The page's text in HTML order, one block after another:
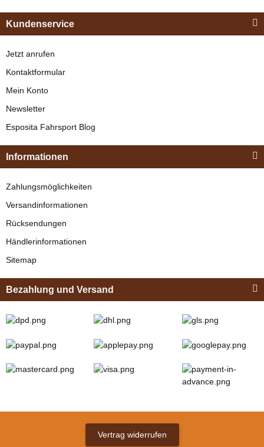
"Shettyglück"
Braun
329,00 €*
Zilco
Zilco Sicherheits-
(Sicherungsadapter)
Kundenservice
Jetzt anrufen
Kontaktformular
Mein Konto
Newsletter
Esposita Fahrsport Blog
Informationen
Zahlungsmöglichkeiten
Versandinformationen
Rücksendungen
Händlerinformationen
Sitemap
Bezahlung und Versand
Vertrag widerrufen